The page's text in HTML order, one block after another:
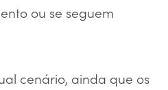
ou se seguem
cenário, ainda que os